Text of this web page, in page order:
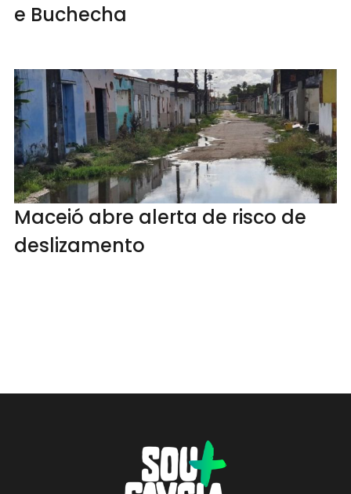
e Buchecha
Maceió abre alerta de risco de
deslizamento